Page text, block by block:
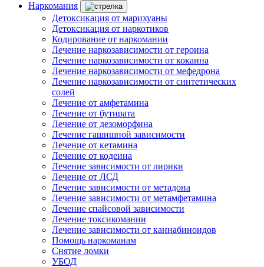
Наркомания
Детоксикация от марихуаны
Детоксикация от наркотиков
Кодирование от наркомании
Лечение наркозависимости от героина
Лечение наркозависимости от кокаина
Лечение наркозависимости от мефедрона
Лечение наркозависимости от синтетических
солей
Лечение от амфетамина
Лечение от бутирата
Лечение от дезоморфина
Лечение гашишной зависимости
Лечение от кетамина
Лечение от кодеина
Лечение зависимости от лирики
Лечение от ЛСД
Лечение зависимости от метадона
Лечение зависимости от метамфетамина
Лечение спайсовой зависимости
Лечение токсикомании
Лечение зависимости от каннабиноидов
Помощь наркоманам
Снятие ломки
УБОД